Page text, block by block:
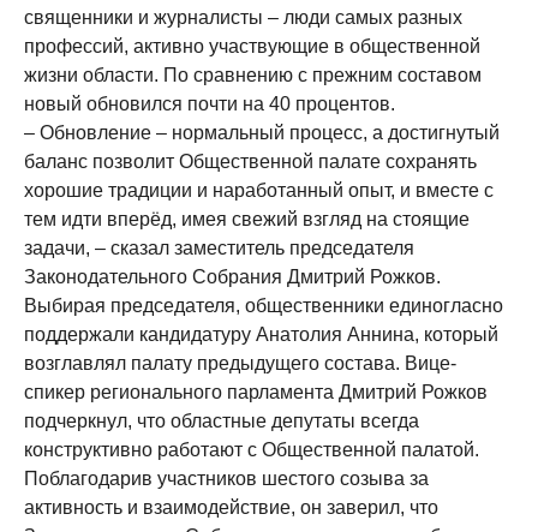
священники и журналисты – люди самых разных
профессий, активно участвующие в общественной
жизни области. По сравнению с прежним составом
новый обновился почти на 40 процентов.
– Обновление – нормальный процесс, а достигнутый
баланс позволит Общественной палате сохранять
хорошие традиции и наработанный опыт, и вместе с
тем идти вперёд, имея свежий взгляд на стоящие
задачи, – сказал заместитель председателя
Законодательного Собрания Дмитрий Рожков.
Выбирая председателя, общественники единогласно
поддержали кандидатуру Анатолия Аннина, который
возглавлял палату предыдущего состава. Вице-
спикер регионального парламента Дмитрий Рожков
подчеркнул, что областные депутаты всегда
конструктивно работают с Общественной палатой.
Поблагодарив участников шестого созыва за
активность и взаимодействие, он заверил, что